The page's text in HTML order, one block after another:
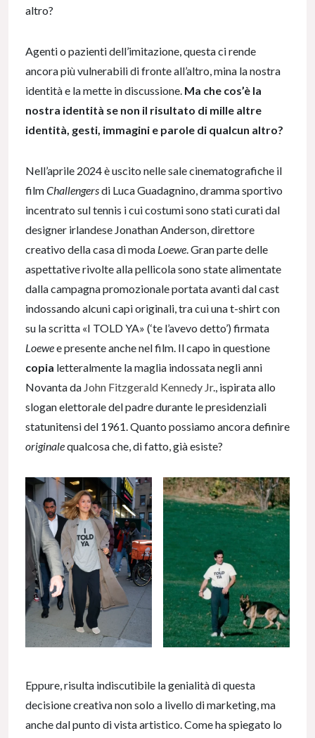
altro?
Agenti o pazienti dell’imitazione, questa ci rende
ancora più vulnerabili di fronte all’altro, mina la nostra
identità e la mette in discussione. Ma che cos’è la
nostra identità se non il risultato di mille altre
identità, gesti, immagini e parole di qualcun altro?
Nell’aprile 2024 è uscito nelle sale cinematografiche il
filmChallengersdi Luca Guadagnino, dramma sportivo
incentrato sul tennis i cui costumi sono stati curati dal
designer irlandese Jonathan Anderson, direttore
creativo della casa di moda Loewe. Gran parte delle
aspettative rivolte alla pellicola sono state alimentate
dalla campagna promozionale portata avanti dal cast
indossando alcuni capi originali, tra cui una t-shirt con
su la scritta «I TOLD YA» (‘te l’avevo detto’) firmata
Loewee presente anche nel film. Il capo in questione
copia letteralmente la maglia indossata negli anni
Novanta da John Fitzgerald Kennedy Jr., ispirata allo
slogan elettorale del padre durante le presidenziali
statunitensi del 1961. Quanto possiamo ancora definire
originalequalcosa che, di fatto, già esiste?
Eppure, risulta indiscutibile la genialità di questa
decisione creativa non solo a livello di marketing, ma
anche dal punto di vista artistico. Come ha spiegato lo